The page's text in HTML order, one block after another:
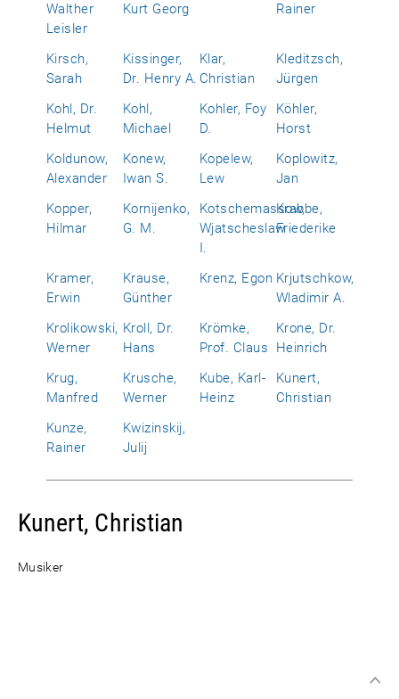
Walther
Leisler
Kurt Georg
Rainer
Kirsch,
Sarah
Kissinger,
Dr. Henry A.
Klar,
Christian
Kleditzsch,
Jürgen
Kohl, Dr.
Helmut
Kohl,
Michael
Kohler, Foy
D.
Köhler,
Horst
Koldunow,
Alexander
Konew,
Iwan S.
Kopelew,
Lew
Koplowitz,
Jan
Kopper,
Hilmar
Kornijenko,
G. M.
Kotschemassow,
Wjatscheslaw
I.
Krabbe,
Friederike
Kramer,
Erwin
Krause,
Günther
Krenz, Egon Krjutschkow,
Wladimir A.
Krolikowski,
Werner
Kroll, Dr.
Hans
Krömke,
Prof. Claus
Krone, Dr.
Heinrich
Krug,
Manfred
Krusche,
Werner
Kube, Karl-
Heinz
Kunert,
Christian
Kunze,
Rainer
Kwizinskij,
Julij
Kunert, Christian
Musiker